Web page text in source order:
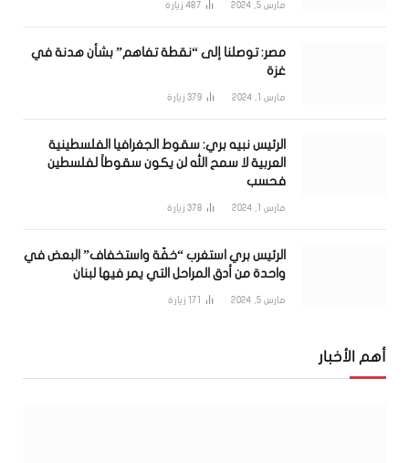
مارس 5, 2024 487 زيارة
مصر: توصلنا إلى “نقطة تفاهم” بشأن هدنة في
غزة
مارس 1, 2024 379 زيارة
الرئيس نبيه بري: سقوط الجغرافيا الفلسطينية
العربية لا سمح الله لن يكون سقوطاً لفلسطين
فحسب
مارس 1, 2024 378 زيارة
الرئيس بري استغرب “خفّة واستخفاف” البعض في
واحدة من أدق المراحل التي يمر فيها لبنان
مارس 5, 2024 171 زيارة
أهم الأخبار